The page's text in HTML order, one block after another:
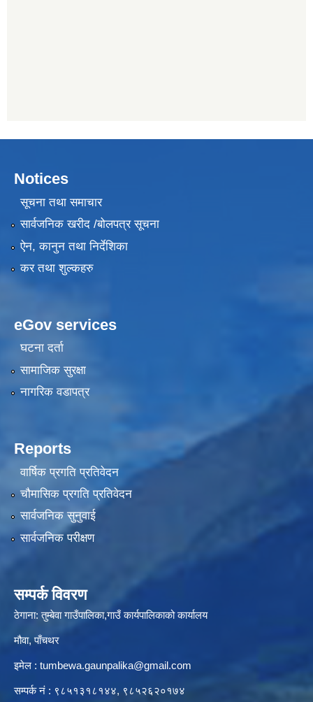
Notices
सूचना तथा समाचार
सार्वजनिक खरीद /बोलपत्र सूचना
ऐन, कानुन तथा निर्देशिका
कर तथा शुल्कहरु
eGov services
घटना दर्ता
सामाजिक सुरक्षा
नागरिक वडापत्र
Reports
वार्षिक प्रगति प्रतिवेदन
चौमासिक प्रगति प्रतिवेदन
सार्वजनिक सुनुवाई
सार्वजनिक परीक्षण
सम्पर्क विवरण
ठेगाना: तुम्बेवा गाउँपालिका,गाउँ कार्यपालिकाको कार्यालय
मौवा, पाँचथर
इमेल : tumbewa.gaunpalika@gmail.com
सम्पर्क नं : ९८५१३१८१४४, ९८५२६२०१७४